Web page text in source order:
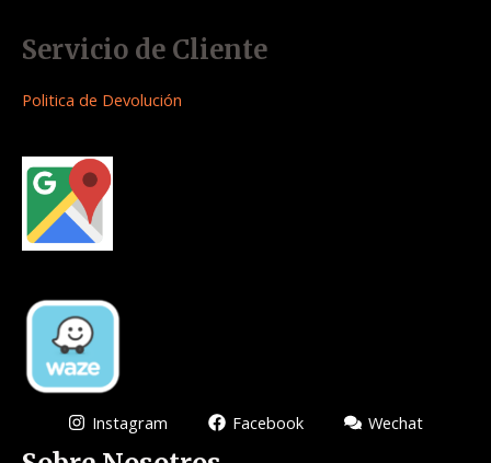
Servicio de Cliente
Politica de Devolución
Instagram Facebook Wechat